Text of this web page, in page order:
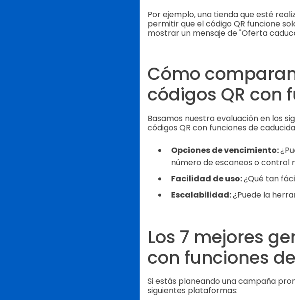
Por ejemplo, una tienda que esté
permitir que el código QR funcione
mostrar un mensaje de "Oferta
Cómo
códigos QR con
Basamos nuestra evaluación en los
códigos QR con funciones de
Opciones de vencimiento:
número de escaneos o control
Facilidad de uso:¿Qué tan
Escalabilidad:¿Puede la
Los 7 mejores
con funciones
Si estás planeando una campaña
siguientes plataformas: